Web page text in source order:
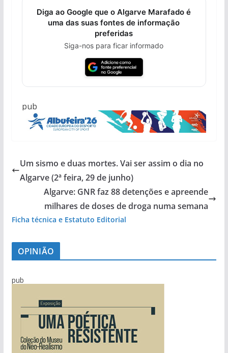
Diga ao Google que o Algarve Marafado é
uma das suas fontes de informação
preferidas
Siga-nos para ficar informado
pub
Um sismo e duas mortes. Vai ser assim o dia no
Algarve (2ª feira, 29 de junho)
Algarve: GNR faz 88 detenções e apreende
milhares de doses de droga numa semana
Ficha técnica e Estatuto Editorial
OPINIÃO
pub